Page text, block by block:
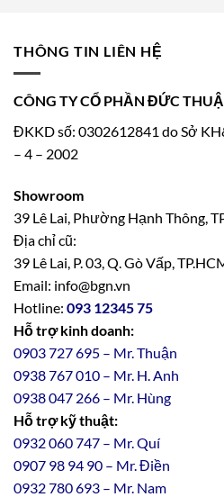
THÔNG TIN LIÊN HỆ
CÔNG TY CỔ PHẦN ĐỨC
ĐKKD số: 0302612841 do Sở
– 4 – 2002
Showroom
39 Lê Lai, Phường Hạnh Thông,
Địa chỉ cũ:
39 Lê Lai, P. 03, Q. Gò Vấp,
Email: info@bgn.vn
Hotline: 093 12345 75
Hỗ trợ kinh doanh:
0903 727 695 – Mr. Thuận
0938 767 010 – Mr. H. Anh
0938 047 266 – Mr. Hùng
Hỗ trợ kỹ thuật:
0932 060 747 – Mr. Quí
0907 98 94 90 – Mr. Điền
0932780693 – Mr. Nam